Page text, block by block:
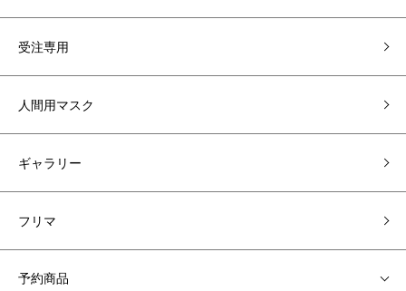
受注専用
人間用マスク
ギャラリー
フリマ
予約商品